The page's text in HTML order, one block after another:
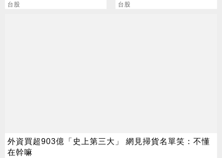
作備忘錄，加速全球供應
台股
了嗎？
台股
外資買超903億「史上第三大」 網見掃貨名單笑：不懂
在幹嘛